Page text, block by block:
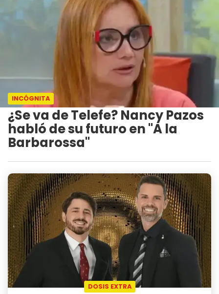
INCÓGNITA
¿Se va de Telefe? Nancy Pazos
habló de su futuro en "A la
Barbarossa"
DOSIS EXTRA